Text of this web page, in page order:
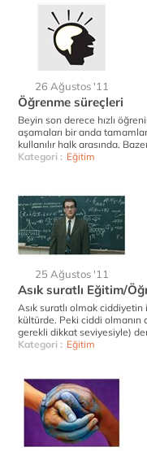
26 Ağustos '11
Öğrenme süreçleri
Beyin son derece hızlı
aşamaları bir anda
kullanılır halk arasında.
Kategori : Eğitim
25 Ağustos '11
Asık suratlı Eğitim/
Asık suratlı olmak
kültürde. Peki ciddi olmanın
gerekli dikkat seviyesiyle)
Kategori : Eğitim